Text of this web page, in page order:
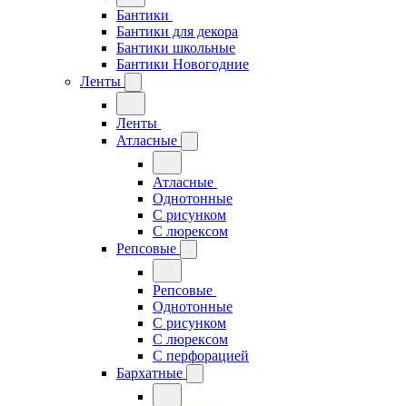
Бантики
Бантики для декора
Бантики школьные
Бантики Новогодние
Ленты
Ленты
Атласные
Атласные
Однотонные
С рисунком
С люрексом
Репсовые
Репсовые
Однотонные
С рисунком
С люрексом
С перфорацией
Бархатные